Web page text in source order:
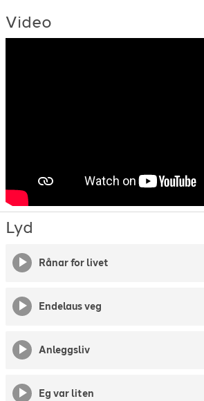
E-POST
Video
Lyd
Rånar for livet
Endelaus veg
Anleggsliv
Eg var liten